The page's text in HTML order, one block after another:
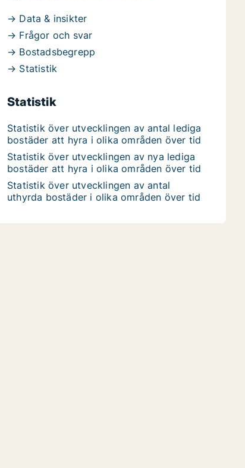
→ Data & insikter
→ Frågor och svar
→ Bostadsbegrepp
→ Statistik
Statistik
Statistik över utvecklingen av antal lediga
bostäder att hyra i olika områden över tid
Statistik över utvecklingen av nya lediga
bostäder att hyra i olika områden över tid
Statistik över utvecklingen av antal
uthyrda bostäder i olika områden över tid